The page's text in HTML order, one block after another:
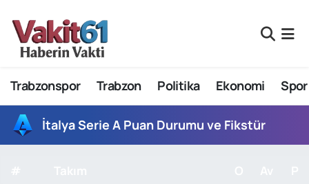
Trabzonspor Trabzon Politika Ekonomi Spor
İtalya Serie A Puan Durumu ve Fikstür
Nöbetçi Eczaneler
Hava Durumu
Namaz Vakitleri